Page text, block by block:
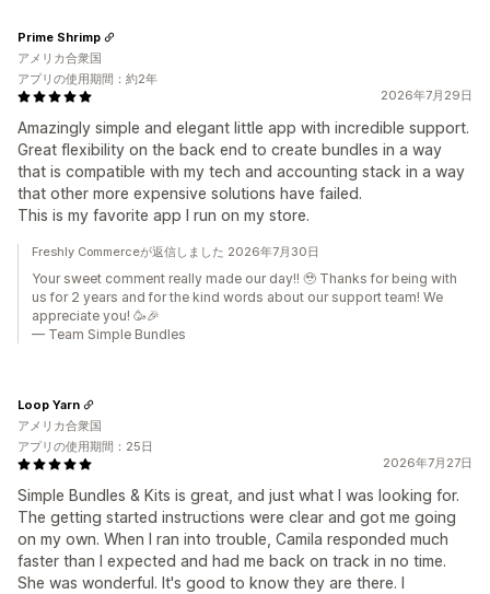
2026年7月29日
Amazingly simple and elegant little app with incredible support.
Great flexibility on the back end to create bundles in a way
that is compatible with my tech and accounting stack in a way
that other more expensive solutions have failed.
This is my favorite app I run on my store.
Prime Shrimp
アメリカ合衆国
アプリの使用期間：約2年
Freshly Commerceが返信しました 2026年7月30日
Your sweet comment really made our day!! 🥹 Thanks for being with
us for 2 years and for the kind words about our support team! We
appreciate you! 🥳🎉
— Team Simple Bundles
2026年7月27日
Simple Bundles & Kits is great, and just what I was looking for.
The getting started instructions were clear and got me going
on my own. When I ran into trouble, Camila responded much
faster than I expected and had me back on track in no time.
She was wonderful. It's good to know they are there. I
Loop Yarn
アメリカ合衆国
アプリの使用期間：25日